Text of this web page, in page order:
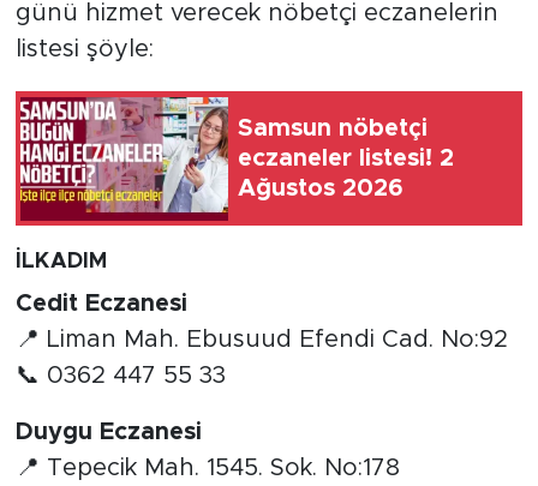
günü hizmet verecek nöbetçi eczanelerin
listesi şöyle:
Samsun nöbetçi
eczaneler listesi! 2
Ağustos 2026
İLKADIM
Cedit Eczanesi
📍 Liman Mah. Ebusuud Efendi Cad. No:92
📞 0362 447 55 33
Duygu Eczanesi
📍 Tepecik Mah. 1545. Sok. No:178